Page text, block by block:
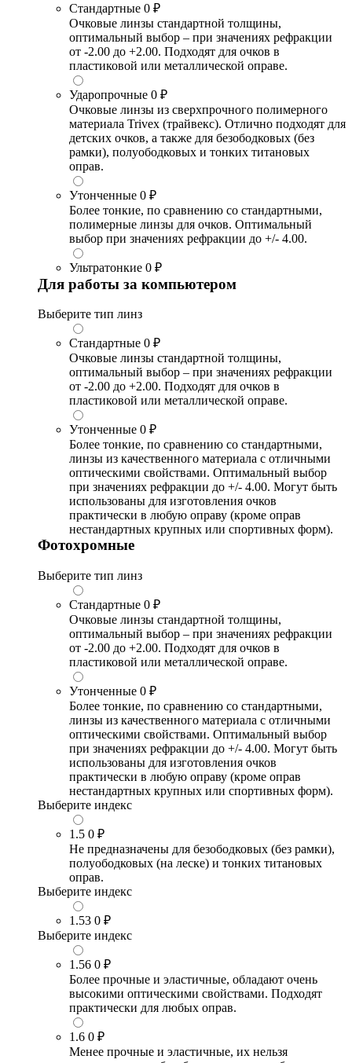
Стандартные 0 ₽
Очковые линзы стандартной толщины,
оптимальный выбор – при значениях рефракции
от -2.00 до +2.00. Подходят для очков в
пластиковой или металлической оправе.
Ударопрочные 0 ₽
Очковые линзы из сверхпрочного полимерного
материала Trivex (трайвекс). Отлично подходят для
детских очков, а также для безободковых (без
рамки), полуободковых и тонких титановых
оправ.
Утонченные 0 ₽
Более тонкие, по сравнению со стандартными,
полимерные линзы для очков. Оптимальный
выбор при значениях рефракции до +/- 4.00.
Ультратонкие 0 ₽
Для работы за компьютером
Выберите тип линз
Стандартные 0 ₽
Очковые линзы стандартной толщины,
оптимальный выбор – при значениях рефракции
от -2.00 до +2.00. Подходят для очков в
пластиковой или металлической оправе.
Утонченные 0 ₽
Более тонкие, по сравнению со стандартными,
линзы из качественного материала с отличными
оптическими свойствами. Оптимальный выбор
при значениях рефракции до +/- 4.00. Могут быть
использованы для изготовления очков
практически в любую оправу (кроме оправ
нестандартных крупных или спортивных форм).
Фотохромные
Выберите тип линз
Стандартные 0 ₽
Очковые линзы стандартной толщины,
оптимальный выбор – при значениях рефракции
от -2.00 до +2.00. Подходят для очков в
пластиковой или металлической оправе.
Утонченные 0 ₽
Более тонкие, по сравнению со стандартными,
линзы из качественного материала с отличными
оптическими свойствами. Оптимальный выбор
при значениях рефракции до +/- 4.00. Могут быть
использованы для изготовления очков
практически в любую оправу (кроме оправ
нестандартных крупных или спортивных форм).
Выберите индекс
1.5 0 ₽
Не предназначены для безободковых (без рамки),
полуободковых (на леске) и тонких титановых
оправ.
Выберите индекс
1.53 0 ₽
Выберите индекс
1.56 0 ₽
Более прочные и эластичные, обладают очень
высокими оптическими свойствами. Подходят
практически для любых оправ.
1.6 0 ₽
Менее прочные и эластичные, их нельзя